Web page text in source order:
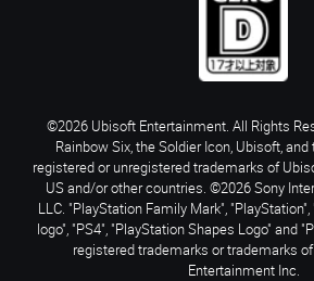
©2026 Ubisoft Entertainment. All Rights
Rainbow Six, the Soldier Icon, Ubisoft,
registered or unregistered trademarks of
US and/or other countries. ©2026 Sony
LLC. "PlayStation Family Mark", "PlayStation",
logo", "PS4", "PlayStation Shapes Logo" and
registered trademarks or trademarks
Entertainment Inc.